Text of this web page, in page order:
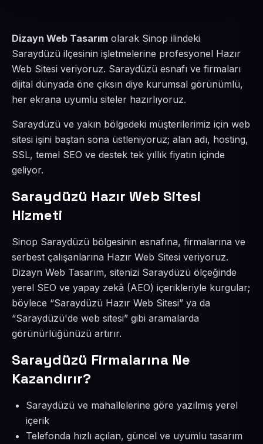
Dizayn Web Tasarım olarak Sinop ilindeki
Saraydüzü ilçesinin işletmelerine profesyonel Hazır
Web Sitesi veriyoruz. Saraydüzü esnafı ve firmaları
dijital dünyada öne çıksın diye kurumsal görünümlü,
her ekrana uyumlu siteler hazırlıyoruz.
Saraydüzü ve yakın bölgedeki müşterilerimiz için web
sitesi işini baştan sona üstleniyoruz; alan adı, hosting,
SSL, temel SEO ve destek tek yıllık fiyatın içinde
geliyor.
Saraydüzü Hazır Web Sitesi
Hizmeti
Sinop Saraydüzü bölgesinin esnafına, firmalarına ve
serbest çalışanlarına Hazır Web Sitesi veriyoruz.
Dizayn Web Tasarım, sitenizi Saraydüzü ölçeğinde
yerel SEO ve yapay zekâ (AEO) içerikleriyle kurgular;
böylece “Saraydüzü Hazır Web Sitesi” ya da
“Saraydüzü'de web sitesi” gibi aramalarda
görünürlüğünüzü artırır.
Saraydüzü Firmalarına Ne
Kazandırır?
Saraydüzü ve mahallelerine göre yazılmış yerel
içerik
Telefonda hızlı açılan, güncel ve uyumlu tasarım